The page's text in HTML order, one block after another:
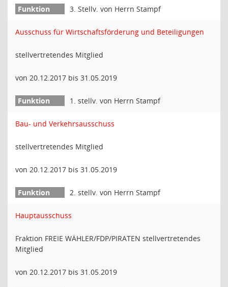
3. Stellv. von Herrn Stampf
Ausschuss für Wirtschaftsförderung und Beteiligungen
stellvertretendes Mitglied
von 20.12.2017 bis 31.05.2019
1. stellv. von Herrn Stampf
Bau- und Verkehrsausschuss
stellvertretendes Mitglied
von 20.12.2017 bis 31.05.2019
2. stellv. von Herrn Stampf
Hauptausschuss
Fraktion FREIE WÄHLER/FDP/PIRATEN stellvertretendes
Mitglied
von 20.12.2017 bis 31.05.2019